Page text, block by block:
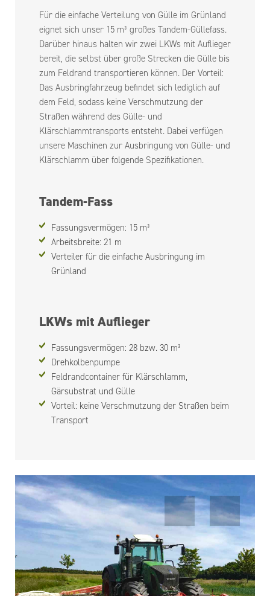
Für die einfache Verteilung von Gülle im Grünland
eignet sich unser 15 m³ großes Tandem-Güllefass.
Darüber hinaus halten wir zwei LKWs mit Auflieger
bereit, die selbst über große Strecken die Gülle bis
zum Feldrand transportieren können. Der Vorteil:
Das Ausbringfahrzeug befindet sich lediglich auf
dem Feld, sodass keine Verschmutzung der
Straßen während des Gülle- und
Klärschlammtransports entsteht. Dabei verfügen
unsere Maschinen zur Ausbringung von Gülle- und
Klärschlamm über folgende Spezifikationen.
Tandem-Fass
Fassungsvermögen: 15 m³
Arbeitsbreite: 21 m
Verteiler für die einfache Ausbringung im
Grünland
LKWs mit Auflieger
Fassungsvermögen: 28 bzw. 30 m³
Drehkolbenpumpe
Feldrandcontainer für Klärschlamm,
Gärsubstrat und Gülle
Vorteil: keine Verschmutzung der Straßen beim
Transport